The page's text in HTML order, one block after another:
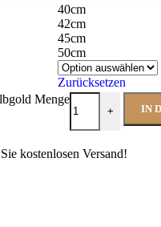
40cm
42cm
45cm
50cm
Zurücksetzen
Menge
+ IN
kostenlosen Versand!